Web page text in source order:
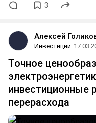
3
Алексей
Инвестиции
Точное
инвестиционные
перерасхода